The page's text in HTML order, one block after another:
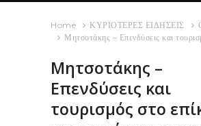
Home ΚΥΡΙΟΤΕΡΕΣ ΕΙΔΗΣΕΙΣ
Μητσοτάκης – Επενδύσεις και
Μητσοτάκης –
Επενδύσεις και
τουρισμός στο